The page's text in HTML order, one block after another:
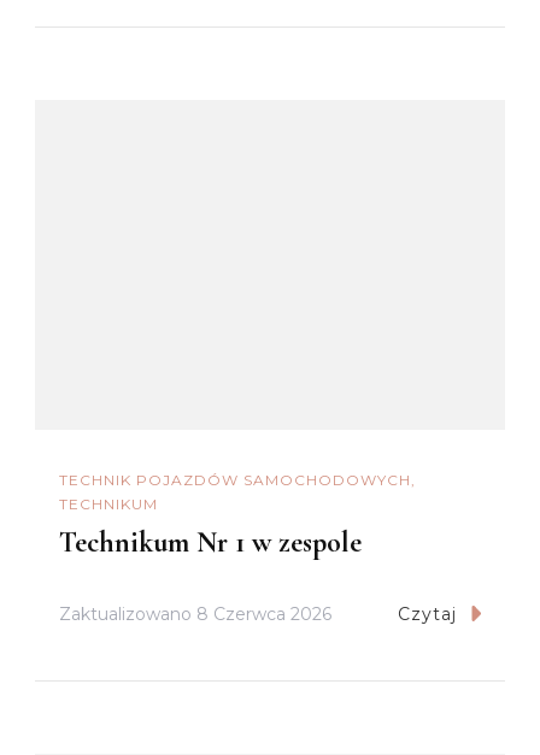
TECHNIK POJAZDÓW SAMOCHODOWYCH
TECHNIKUM
Technikum Nr 1 w zespole
Zaktualizowano 8 Czerwca 2026 Czytaj